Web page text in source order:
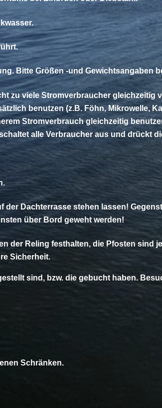
Bitte Größen -und Gewichtsangaben
zu viele Stromverbraucher gleichzeitig
benutzen (z.B. Föhn, Mikrowelle,
Stromverbrauch gleichzeitig
alle Verbraucher aus und drückt
der Dachterrasse stehen lassen!
über Bord geweht werden!
der Reling festhalten, die Pfosten sind
Sicherheit.
sind, bzw. die gebucht haben.
Schränken.